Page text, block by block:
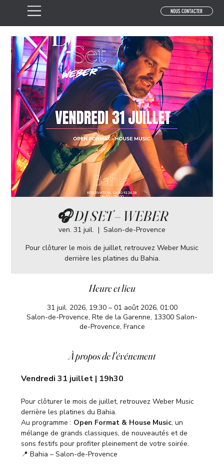
NOUS CONTACTER
🎧 DJ SET – WEBER
ven. 31 juil.
  |
Salon-de-Provence
Pour clôturer le mois de juillet, retrouvez Weber Music
derrière les platines du Bahia.
Heure et lieu
31 juil. 2026, 19:30 – 01 août 2026, 01:00
Salon-de-Provence, Rte de la Garenne, 13300 Salon-
de-Provence, France
À propos de l'événement
Vendredi 31 juillet | 19h30
Pour clôturer le mois de juillet, retrouvez Weber Music
derrière les platines du Bahia.
Au programme : Open Format & House Music, un
mélange de grands classiques, de nouveautés et de
sons festifs pour profiter pleinement de votre soirée.
📍 Bahia – Salon-de-Provence